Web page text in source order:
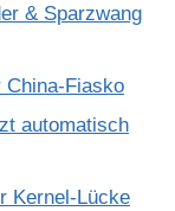
& Sparzwang
China-Fiasko
automatisch
Kernel-Lücke